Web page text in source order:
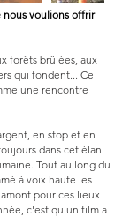
nous voulions offrir
forêts brûlées, aux
qui fondent... Ce
une rencontre
en stop et en
dans cet élan
Tout au long du
à voix haute les
pour ces lieux
c'est qu'un film a